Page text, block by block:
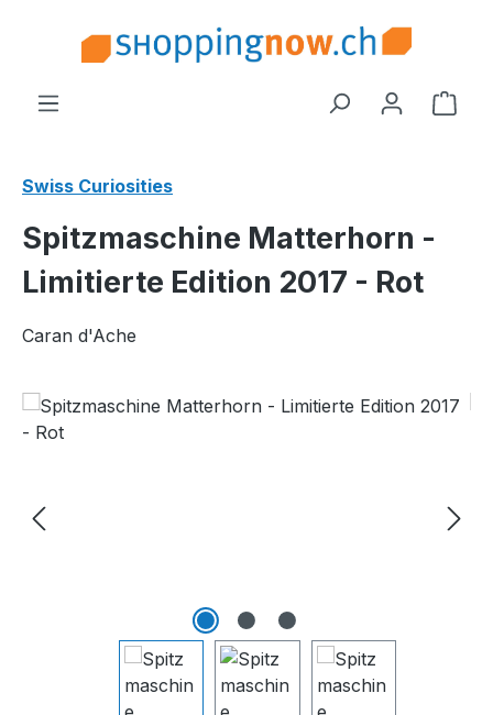
Zum Hauptinhalt springen
Swiss Curiosities
Spitzmaschine Matterhorn -
Limitierte Edition 2017 - Rot
Caran d'Ache
Bildergalerie überspringen